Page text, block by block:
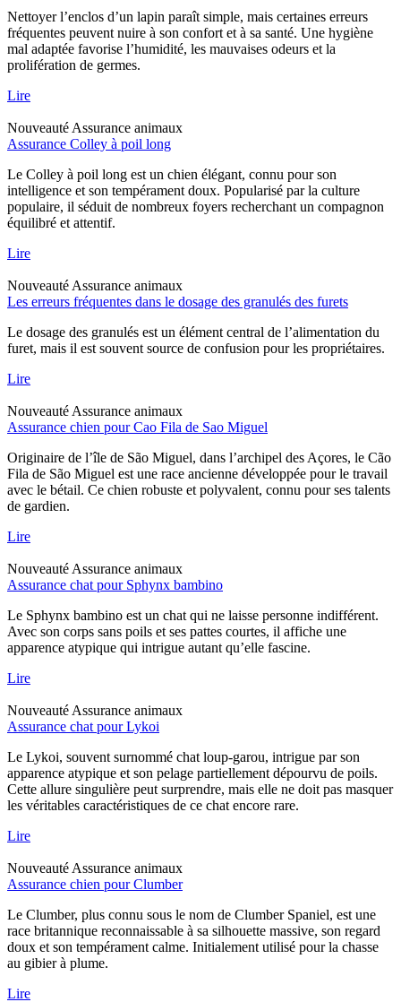
Nettoyer l’enclos d’un lapin paraît simple, mais certaines erreurs
fréquentes peuvent nuire à son confort et à sa santé. Une hygiène
mal adaptée favorise l’humidité, les mauvaises odeurs et la
prolifération de germes.
Lire
Nouveauté Assurance animaux
Assurance Colley à poil long
Le Colley à poil long est un chien élégant, connu pour son
intelligence et son tempérament doux. Popularisé par la culture
populaire, il séduit de nombreux foyers recherchant un compagnon
équilibré et attentif.
Lire
Nouveauté Assurance animaux
Les erreurs fréquentes dans le dosage des granulés des furets
Le dosage des granulés est un élément central de l’alimentation du
furet, mais il est souvent source de confusion pour les propriétaires.
Lire
Nouveauté Assurance animaux
Assurance chien pour Cao Fila de Sao Miguel
Originaire de l’île de São Miguel, dans l’archipel des Açores, le Cão
Fila de São Miguel est une race ancienne développée pour le travail
avec le bétail. Ce chien robuste et polyvalent, connu pour ses talents
de gardien.
Lire
Nouveauté Assurance animaux
Assurance chat pour Sphynx bambino
Le Sphynx bambino est un chat qui ne laisse personne indifférent.
Avec son corps sans poils et ses pattes courtes, il affiche une
apparence atypique qui intrigue autant qu’elle fascine.
Lire
Nouveauté Assurance animaux
Assurance chat pour Lykoi
Le Lykoi, souvent surnommé chat loup-garou, intrigue par son
apparence atypique et son pelage partiellement dépourvu de poils.
Cette allure singulière peut surprendre, mais elle ne doit pas masquer
les véritables caractéristiques de ce chat encore rare.
Lire
Nouveauté Assurance animaux
Assurance chien pour Clumber
Le Clumber, plus connu sous le nom de Clumber Spaniel, est une
race britannique reconnaissable à sa silhouette massive, son regard
doux et son tempérament calme. Initialement utilisé pour la chasse
au gibier à plume.
Lire